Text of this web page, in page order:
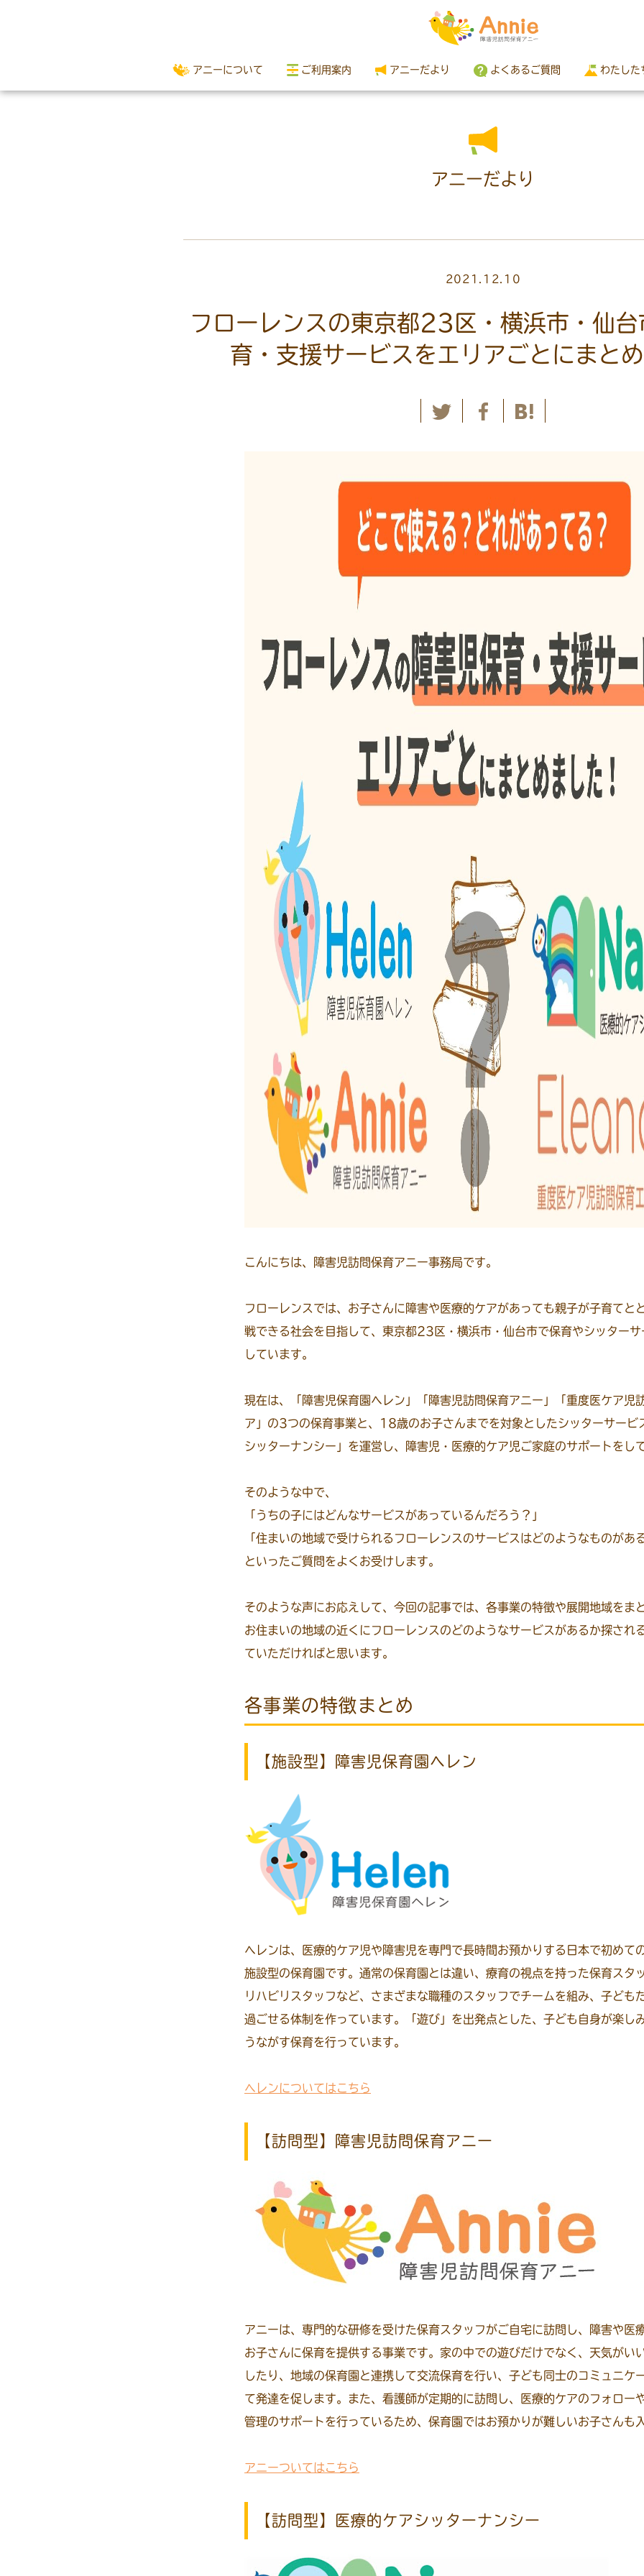
アニーについて ご利用案内 アニーだより よくあるご質問 わたした
アニーだより
2021.12.10
フローレンスの東京都23区・横浜市・仙台
育・支援サービスをエリアごとにまとめ
こんにちは、障害児訪問保育アニー事務局です。
フローレンスでは、お子さんに障害や医療的ケアがあっても親子が子育てと
戦できる社会を目指して、東京都23区・横浜市・仙台市で保育やシッターサ
しています。
現在は、「障害児保育園ヘレン」「障害児訪問保育アニー」「重度医ケア児
ア」の3つの保育事業と、18歳のお子さんまでを対象としたシッターサービ
シッターナンシー」を運営し、障害児・医療的ケア児ご家庭のサポートをし
そのような中で、
「うちの子にはどんなサービスがあっているんだろう？」
「住まいの地域で受けられるフローレンスのサービスはどのようなものがあ
といったご質問をよくお受けします。
そのような声にお応えして、今回の記事では、各事業の特徴や展開地域をま
お住まいの地域の近くにフローレンスのどのようなサービスがあるか探され
ていただければと思います。
各事業の特徴まとめ
【施設型】障害児保育園ヘレン
ヘレンは、医療的ケア児や障害児を専門で長時間お預かりする日本で初めて
施設型の保育園です。通常の保育園とは違い、療育の視点を持った保育スタ
リハビリスタッフなど、さまざまな職種のスタッフでチームを組み、子ども
過ごせる体制を作っています。「遊び」を出発点とした、子ども自身が楽し
うながす保育を行っています。
ヘレンについてはこちら
【訪問型】障害児訪問保育アニー
アニーは、専門的な研修を受けた保育スタッフがご自宅に訪問し、障害や医
お子さんに保育を提供する事業です。家の中での遊びだけでなく、天気がい
したり、地域の保育園と連携して交流保育を行い、子ども同士のコミュニケ
て発達を促します。また、看護師が定期的に訪問し、医療的ケアのフォロー
管理のサポートを行っているため、保育園ではお預かりが難しいお子さんも
アニーついてはこちら
【訪問型】医療的ケアシッターナンシー